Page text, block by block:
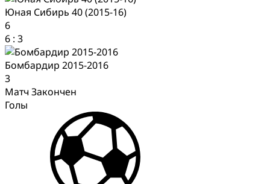
Юная Сибирь 40 (2015-16)
6
6 : 3
Бомбардир 2015-2016
3
Матч Закончен
Голы